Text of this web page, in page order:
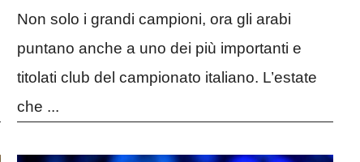
Non solo i grandi campioni, ora gli arabi
puntano anche a uno dei più importanti e
titolati club del campionato italiano. L’estate
che ...